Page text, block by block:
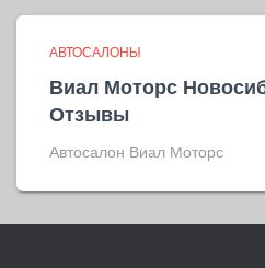
АВТОСАЛОНЫ
Виал Моторс
Отзывы
Автосалон Виал Моторс